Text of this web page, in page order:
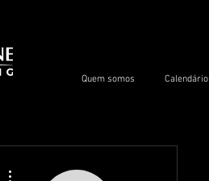
Quem somos Calendário